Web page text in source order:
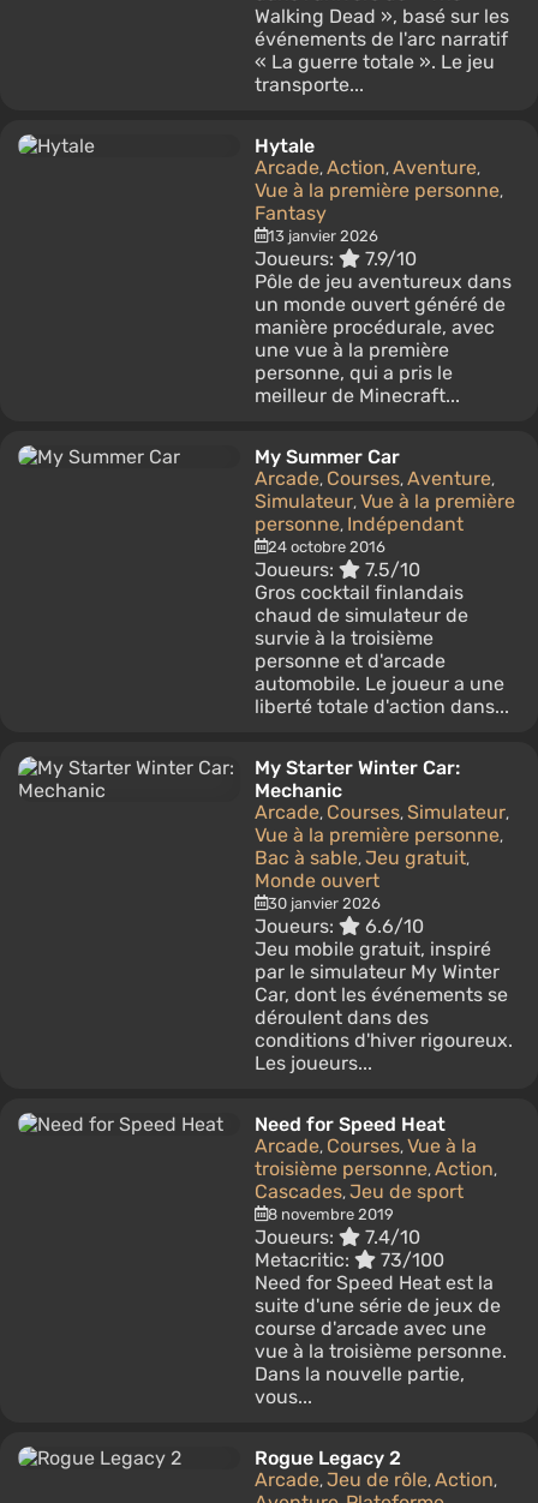
Walking Dead », basé sur les
événements de l'arc narratif
« La guerre totale ». Le jeu
transporte...
Hytale
Arcade, Action, Aventure,
Vue à la première personne,
Fantasy
13 janvier 2026
Joueurs:
7.9/10
Рôle de jeu aventureux dans
un monde ouvert généré de
manière procédurale, avec
une vue à la première
personne, qui a pris le
meilleur de Minecraft...
My Summer Car
Arcade, Courses, Aventure,
Simulateur, Vue à la première
personne, Indépendant
24 octobre 2016
Joueurs:
7.5/10
Gros cocktail finlandais
chaud de simulateur de
survie à la troisième
personne et d'arcade
automobile. Le joueur a une
liberté totale d'action dans...
My Starter Winter Car:
Mechanic
Arcade, Courses, Simulateur,
Vue à la première personne,
Bac à sable, Jeu gratuit,
Monde ouvert
30 janvier 2026
Joueurs:
6.6/10
Jeu mobile gratuit, inspiré
par le simulateur My Winter
Car, dont les événements se
déroulent dans des
conditions d'hiver rigoureux.
Les joueurs...
Need for Speed Heat
Arcade, Courses, Vue à la
troisième personne, Action,
Cascades, Jeu de sport
8 novembre 2019
Joueurs:
7.4/10
Metacritic:
73/100
Need for Speed ​​​​Heat est la
suite d'une série de jeux de
course d'arcade avec une
vue à la troisième personne.
Dans la nouvelle partie,
vous...
Rogue Legacy 2
Arcade, Jeu de rôle, Action,